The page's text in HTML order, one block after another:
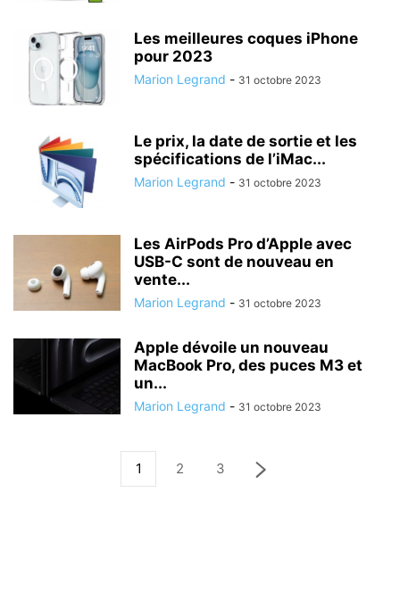
Les meilleures coques iPhone
pour 2023
Marion Legrand - 31 octobre 2023
Le prix, la date de sortie et les
spécifications de l’iMac...
Marion Legrand - 31 octobre 2023
Les AirPods Pro d’Apple avec
USB-C sont de nouveau en
vente...
Marion Legrand - 31 octobre 2023
Apple dévoile un nouveau
MacBook Pro, des puces M3 et
un...
Marion Legrand - 31 octobre 2023
1 2 3